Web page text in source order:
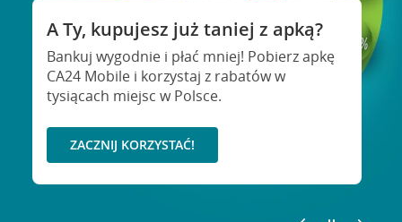
konto dla dziecka z ekstra
dziecku konto, spełniajcie warunki
i zyskujcie: z kontem GO! nawet
zł i dodatkowe premie dla rodzica!
SPRAWDŹ
A Ty, kupujesz już taniej z apką?
Bankuj wygodnie i płać mniej! Pobierz apkę
CA24 Mobile i korzystaj z rabatów w
tysiącach miejsc w Polsce.
ZACZNIJ KORZYSTAĆ!